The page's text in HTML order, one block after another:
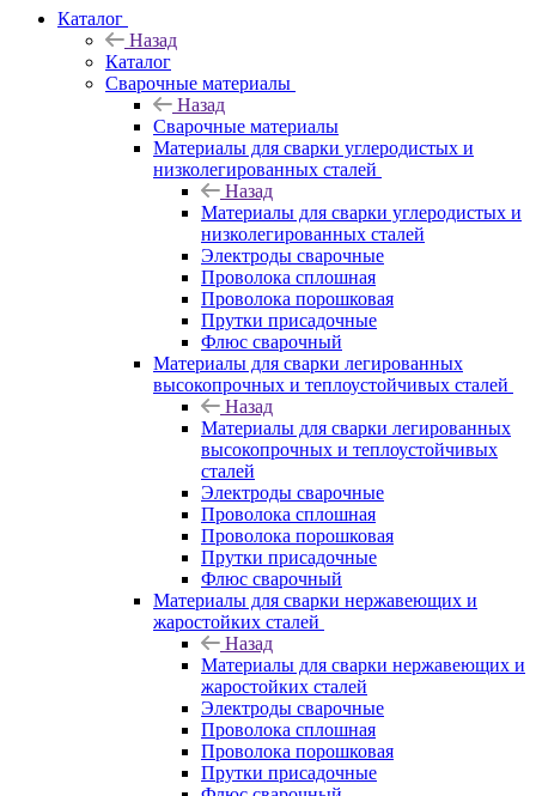
Каталог
Назад
Каталог
Сварочные материалы
Назад
Сварочные материалы
Материалы для сварки углеродистых и
низколегированных сталей
Назад
Материалы для сварки углеродистых и
низколегированных сталей
Электроды сварочные
Проволока сплошная
Проволока порошковая
Прутки присадочные
Флюс сварочный
Материалы для сварки легированных
высокопрочных и теплоустойчивых сталей
Назад
Материалы для сварки легированных
высокопрочных и теплоустойчивых
сталей
Электроды сварочные
Проволока сплошная
Проволока порошковая
Прутки присадочные
Флюс сварочный
Материалы для сварки нержавеющих и
жаростойких сталей
Назад
Материалы для сварки нержавеющих и
жаростойких сталей
Электроды сварочные
Проволока сплошная
Проволока порошковая
Прутки присадочные